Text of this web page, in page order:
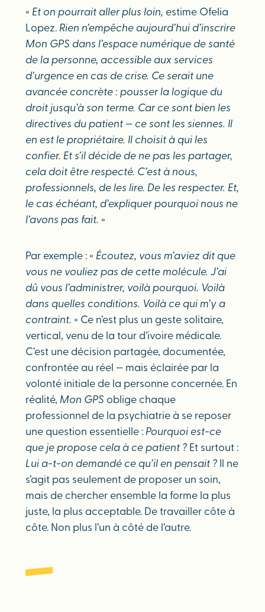
« Et on pourrait aller plus loin, estime Ofelia
Lopez. Rien n’empêche aujourd’hui d’inscrire
Mon GPS dans l’espace numérique de santé
de la personne, accessible aux services
d’urgence en cas de crise. Ce serait une
avancée concrète : pousser la logique du
droit jusqu’à son terme. Car ce sont bien les
directives du patient — ce sont les siennes. Il
en est le propriétaire. Il choisit à qui les
confier. Et s’il décide de ne pas les partager,
cela doit être respecté. C’est à nous,
professionnels, de les lire. De les respecter. Et,
le cas échéant, d’expliquer pourquoi nous ne
l’avons pas fait. »
Par exemple : « Écoutez, vous m’aviez dit que
vous ne vouliez pas de cette molécule. J’ai
dû vous l’administrer, voilà pourquoi. Voilà
dans quelles conditions. Voilà ce qui m’y a
contraint. » Ce n’est plus un geste solitaire,
vertical, venu de la tour d’ivoire médicale.
C’est une décision partagée, documentée,
confrontée au réel — mais éclairée par la
volonté initiale de la personne concernée. En
réalité, Mon GPS oblige chaque
professionnel de la psychiatrie à se reposer
une question essentielle : Pourquoi est-ce
que je propose cela à ce patient ?Et surtout :
Lui a-t-on demandé ce qu’il en pensait ?Il ne
s’agit pas seulement de proposer un soin,
mais de chercher ensemble la forme la plus
juste, la plus acceptable. De travailler côte à
côte. Non plus l’un à côté de l’autre.